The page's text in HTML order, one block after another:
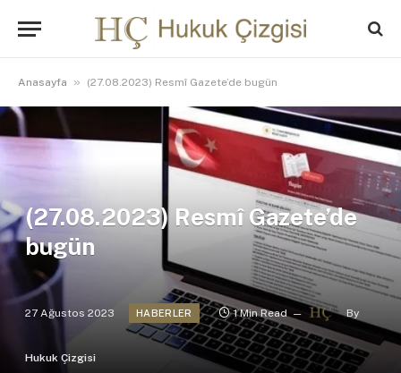
Anasayfa » (27.08.2023) Resmî Gazete’de bugün
(27.08.2023) Resmî Gazete’de
bugün
27 Ağustos 2023 HABERLER 1 Min Read By
Hukuk Çizgisi